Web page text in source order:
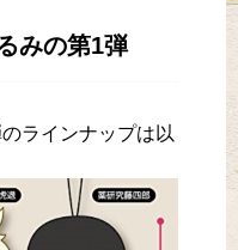
みの第1弾
ラインナップは以